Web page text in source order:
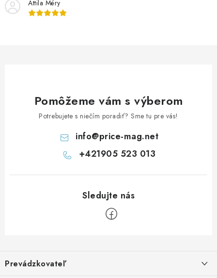
e
Attila Méry
Pomôžeme vám s výberom
Potrebujete s niečím poradiť? Sme tu pre vás!
info@price-mag.net
+421905 523 013
pPrevádzkovateľ